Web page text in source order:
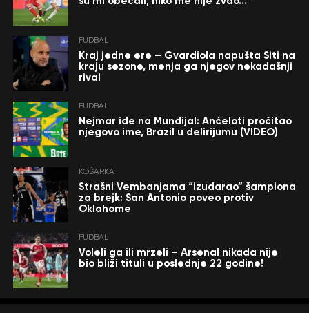
FUDBAL
Kraj jedne ere – Gvardiola napušta Siti na
kraju sezone, menja ga njegov nekadašnji
rival
FUDBAL
Nejmar ide na Mundijal: Anćeloti pročitao
njegovo ime, Brazil u delirijumu (VIDEO)
KOŠARKA
Strašni Vembanjama “izudarao” šampiona
za brejk: San Antonio poveo protiv
Oklahome
FUDBAL
Voleli ga ili mrzeli – Arsenal nikada nije
bio bliži tituli u poslednje 22 godine!